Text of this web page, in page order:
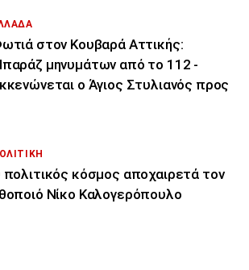
στον Κουβαρά Αττικής:
μηνυμάτων από το 112 -
ο Άγιος Στυλιανός προς
πολιτικός κόσμος αποχαιρετά τον
Νίκο Καλογερόπουλο